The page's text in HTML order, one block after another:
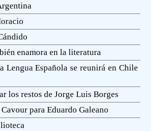
enamora en la literatura
Lengua Española se reunirá en Chile
los restos de Jorge Luis Borges
para Eduardo Galeano